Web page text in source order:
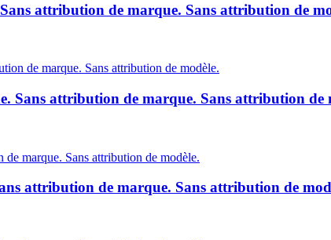
attribution de marque. Sans attribution de
Sans attribution de marque. Sans attribution de
attribution de marque. Sans attribution de